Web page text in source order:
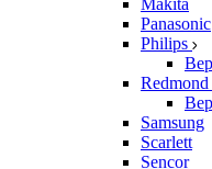
Makita
Panasonic
Philips
Redmond
Samsung
Scarlett
Sencor